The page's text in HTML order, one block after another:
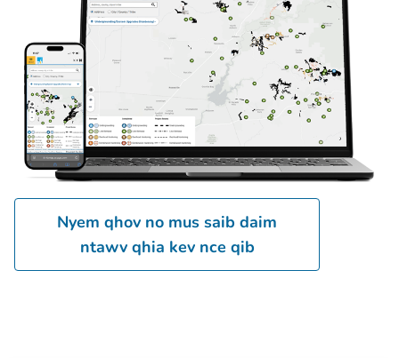
Nyem qhov no mus saib daim
ntawv qhia kev nce qib